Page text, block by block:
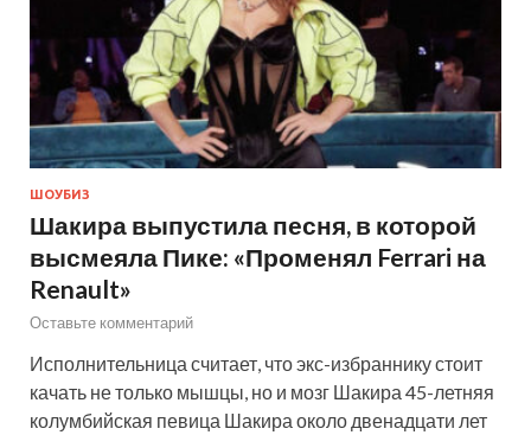
ШОУБИЗ
Шакира выпустила песня, в которой
высмеяла Пике: «Променял Ferrari на
Renault»
Оставьте комментарий
Исполнительница считает, что экс-избраннику стоит
качать не только мышцы, но и мозг Шакира 45-летняя
колумбийская певица Шакира около двенадцати лет